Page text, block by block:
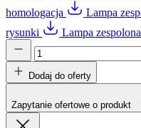
homologacja
Lampa
rysunki
Lampa
Dodaj do oferty
Zapytanie ofertowe o produkt